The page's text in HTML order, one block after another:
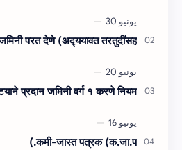
आकारी पड जमिनी परत देणे (अद्‍ययावत तरतुदींसह)
प्रदान जमिनी वर्ग १ करणे नियम
कमी-जास्त पत्रक (क.जा.प.)